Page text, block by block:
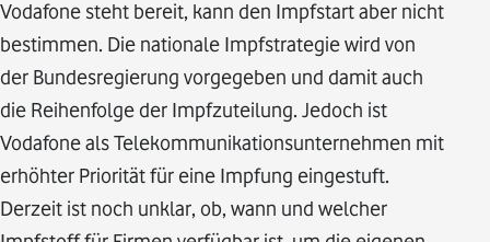
Vodafone steht bereit, kann den Impfstart aber nicht
bestimmen. Die nationale Impfstrategie wird von
der Bundesregierung vorgegeben und damit auch
die Reihenfolge der Impfzuteilung. Jedoch ist
Vodafone als Telekommunikationsunternehmen mit
erhöhter Priorität für eine Impfung eingestuft.
Derzeit ist noch unklar, ob, wann und welcher